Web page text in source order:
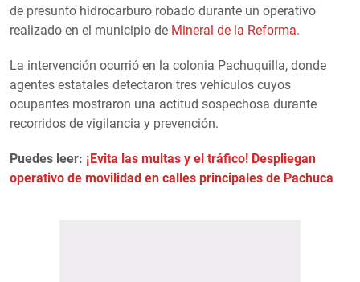
de presunto hidrocarburo robado durante un operativo
realizado en el municipio de Mineral de la Reforma.
La intervención ocurrió en la colonia Pachuquilla, donde
agentes estatales detectaron tres vehículos cuyos
ocupantes mostraron una actitud sospechosa durante
recorridos de vigilancia y prevención.
Puedes leer: ¡Evita las multas y el tráfico! Despliegan
operativo de movilidad en calles principales de Pachuca